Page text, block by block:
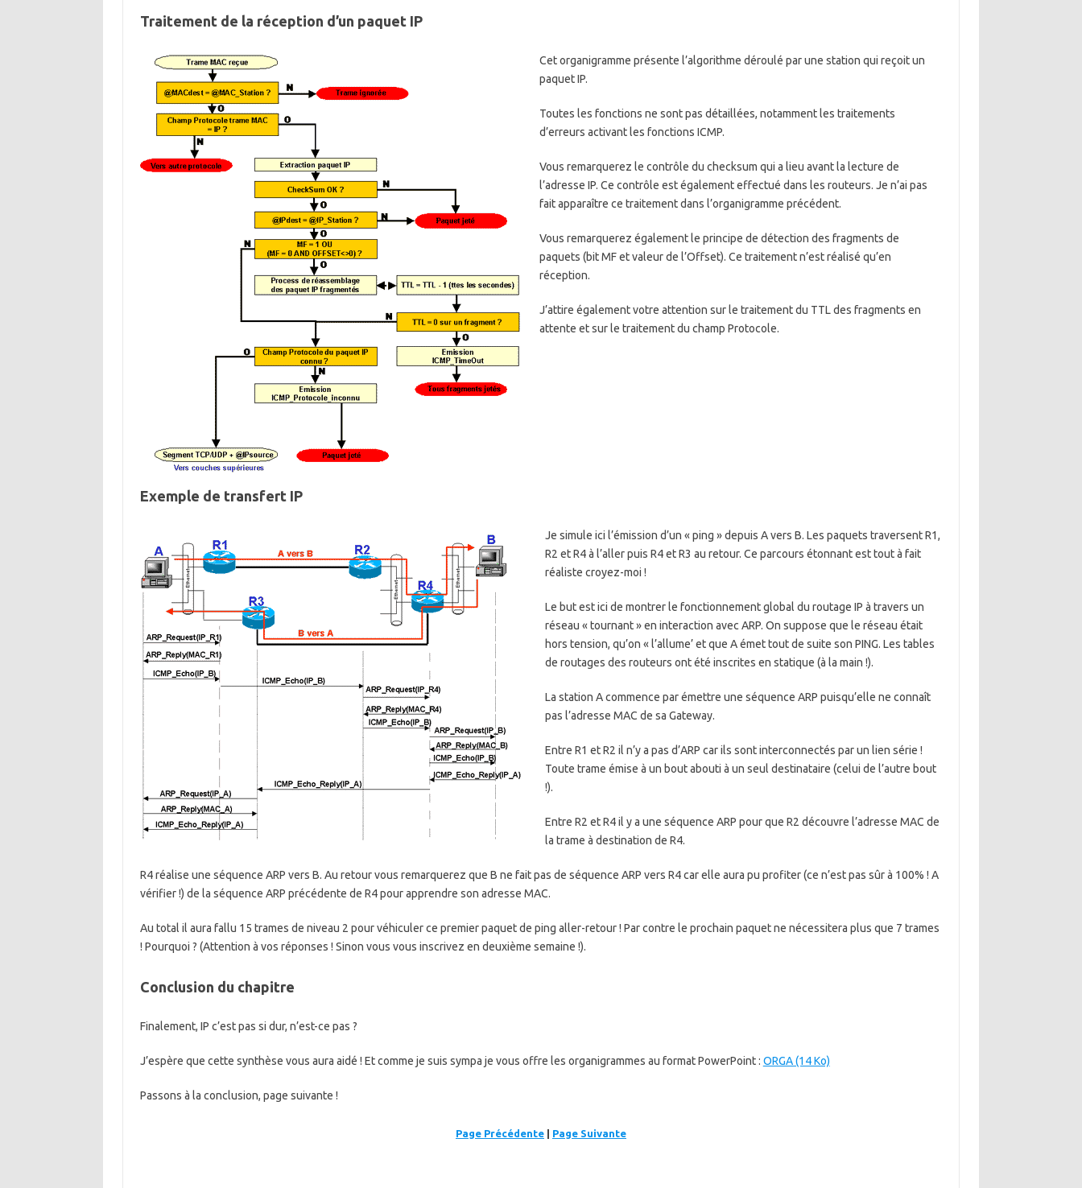
Traitement de la réception d’un paquet IP
Cet organigramme présente l’algorithme déroulé par une station qui reçoit un
paquet IP.
Toutes les fonctions ne sont pas détaillées, notamment les traitements
d’erreurs activant les fonctions ICMP.
Vous remarquerez le contrôle du checksum qui a lieu avant la lecture de
l’adresse IP. Ce contrôle est également effectué dans les routeurs. Je n’ai pas
fait apparaître ce traitement dans l’organigramme précédent.
Vous remarquerez également le principe de détection des fragments de
paquets (bit MF et valeur de l’Offset). Ce traitement n’est réalisé qu’en
réception.
J’attire également votre attention sur le traitement du TTL des fragments en
attente et sur le traitement du champ Protocole.
Exemple de transfert IP
Je simule ici l’émission d’un « ping » depuis A vers B. Les paquets traversent R1,
R2 et R4 à l’aller puis R4 et R3 au retour. Ce parcours étonnant est tout à fait
réaliste croyez-moi !
Le but est ici de montrer le fonctionnement global du routage IP à travers un
réseau « tournant » en interaction avec ARP. On suppose que le réseau était
hors tension, qu’on « l’allume’ et que A émet tout de suite son PING. Les tables
de routages des routeurs ont été inscrites en statique (à la main !).
La station A commence par émettre une séquence ARP puisqu’elle ne connaît
pas l’adresse MAC de sa Gateway.
Entre R1 et R2 il n’y a pas d’ARP car ils sont interconnectés par un lien série !
Toute trame émise à un bout abouti à un seul destinataire (celui de l’autre bout
!).
Entre R2 et R4 il y a une séquence ARP pour que R2 découvre l’adresse MAC de
la trame à destination de R4.
R4 réalise une séquence ARP vers B. Au retour vous remarquerez que B ne fait pas de séquence ARP vers R4 car elle aura pu profiter (ce n’est pas sûr à 100% ! A
vérifier !) de la séquence ARP précédente de R4 pour apprendre son adresse MAC.
Au total il aura fallu 15 trames de niveau 2 pour véhiculer ce premier paquet de ping aller-retour ! Par contre le prochain paquet ne nécessitera plus que 7 trames
! Pourquoi ? (Attention à vos réponses ! Sinon vous vous inscrivez en deuxième semaine !).
Conclusion du chapitre
Finalement, IP c’est pas si dur, n’est-ce pas ?
J’espère que cette synthèse vous aura aidé ! Et comme je suis sympa je vous offre les organigrammes au format PowerPoint : ORGA (14 Ko)
Passons à la conclusion, page suivante !
Page Précédente| Page Suivante